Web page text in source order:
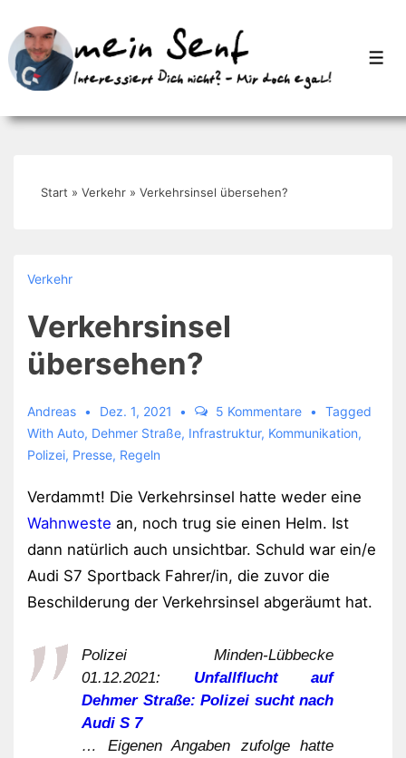
Zum
Inhalt
Start » Verkehr » Verkehrsinsel übersehen?
Verkehr
Verkehrsinsel
übersehen?
Andreas Dez. 1, 2021 5 Kommentare
Tagged
With Auto, Dehmer Straße, Infrastruktur, Kommunikation,
Polizei, Presse, Regeln
Verdammt! Die Verkehrsinsel hatte weder eine
Wahnweste an, noch trug sie einen Helm. Ist
dann natürlich auch unsichtbar. Schuld war ein/e
Audi S7 Sportback Fahrer/in, die zuvor die
Beschilderung der Verkehrsinsel abgeräumt hat.
Polizei Minden-Lübbecke
01.12.2021: Unfallflucht auf
Dehmer Straße: Polizei sucht nach
Audi S 7
… Eigenen Angaben zufolge hatte